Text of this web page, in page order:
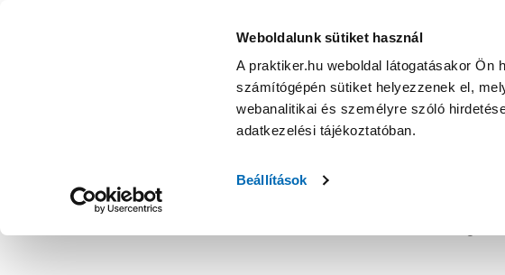
Weboldalunk sütiket használ
A praktiker.hu weboldal látogatásakor
számítógépén sütiket helyezzenek el,
webanalitikai és személyre szóló
adatkezelési tájékoztatóban.
Beállítások